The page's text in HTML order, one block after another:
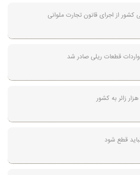
کشور از اجرای قانون تجارت ملوانی
قطعات ریلی صادر شد
قطع شود